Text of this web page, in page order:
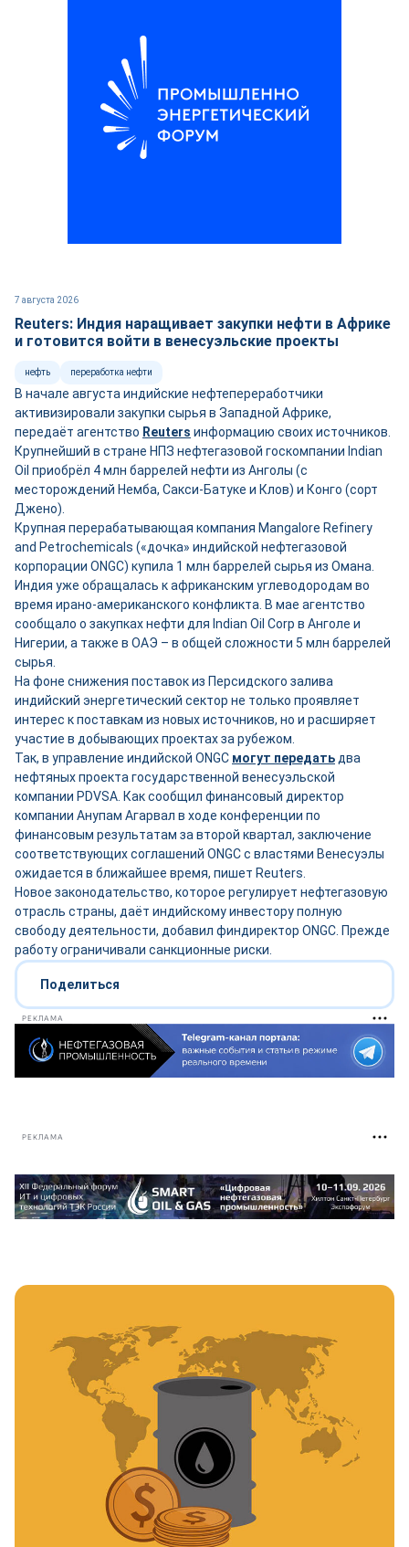
7 августа 2026
Reuters: Индия наращивает закупки нефти в Африке
и готовится войти в венесуэльские проекты
нефть переработка нефти
В начале августа индийские нефтепереработчики
активизировали закупки сырья в Западной Африке,
передаёт агентство Reuters информацию своих источников.
Крупнейший в стране НПЗ нефтегазовой госкомпании Indian
Oil приобрёл 4 млн баррелей нефти из Анголы (с
месторождений Немба, Сакси-Батуке и Клов) и Конго (сорт
Джено).
Крупная перерабатывающая компания Mangalore Refinery
and Petrochemicals («дочка» индийской нефтегазовой
корпорации ONGC) купила 1 млн баррелей сырья из Омана.
Индия уже обращалась к африканским углеводородам во
время ирано-американского конфликта. В мае агентство
сообщало о закупках нефти для Indian Oil Corp в Анголе и
Нигерии, а также в ОАЭ – в общей сложности 5 млн баррелей
сырья.
На фоне снижения поставок из Персидского залива
индийский энергетический сектор не только проявляет
интерес к поставкам из новых источников, но и расширяет
участие в добывающих проектах за рубежом.
Так, в управление индийской ONGC могут передать два
нефтяных проекта государственной венесуэльской
компании PDVSA. Как сообщил финансовый директор
компании Анупам Агарвал в ходе конференции по
финансовым результатам за второй квартал, заключение
соответствующих соглашений ONGC с властями Венесуэлы
ожидается в ближайшее время, пишет Reuters.
Новое законодательство, которое регулирует нефтегазовую
отрасль страны, даёт индийскому инвестору полную
свободу деятельности, добавил финдиректор ONGC. Прежде
работу ограничивали санкционные риски.
Поделиться
РЕКЛАМА
РЕКЛАМА